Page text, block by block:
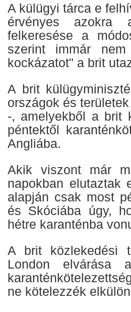
A külügyi tárca e
érvényes azokra
felkeresése a
szerint immár nem
kockázatot" a brit
A brit
országok és
-, amelyekből a brit
péntektől
Angliába.
Akik viszont már
napokban elutaztak
alapján csak most
és Skóciába úgy,
hétre karanténba
A brit közlekedési
London elvárása
ne kötelezzék